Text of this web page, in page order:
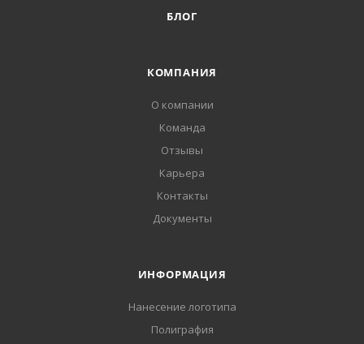
БЛОГ
КОМПАНИЯ
О компании
Команда
Отзывы
Карьера
Контакты
Документы
ИНФОРМАЦИЯ
Нанесение логотипа
Полиграфия